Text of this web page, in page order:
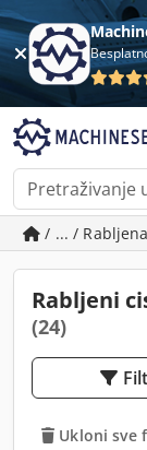
/ ... /
Rabljeni
(24)
Ukloni sve